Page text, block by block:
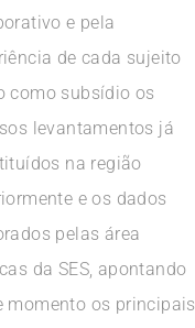
e pela
de cada sujeito
como subsídio os
levantamentos já
na região
e os dados
pelas área
da SES, apontando
momento os principais